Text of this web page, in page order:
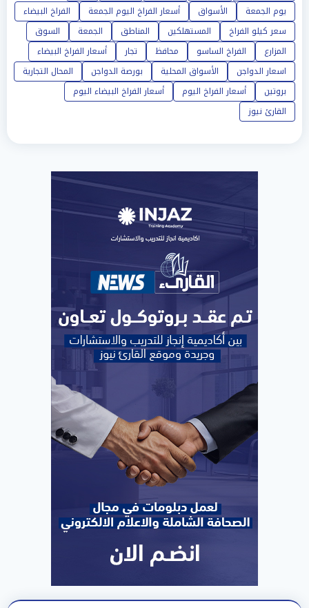
يوم الجمعة
الأسواق أسعار الفراخ اليوم الجمعة
الفراخ البيضاء
سعر كيلو الفراخ
المستهلكين المناطق الجمعة
السوق
المزارع
الفراخ الساسو محافظ تجار
أسعار الفراخ البيضاء
اسعار الدواجن
الأسواق المحلية بورصة الدواجن
المحال التجارية
بروتين
أسعار الفراخ اليوم
أسعار الفراخ البيضاء اليوم
القارئ نيوز